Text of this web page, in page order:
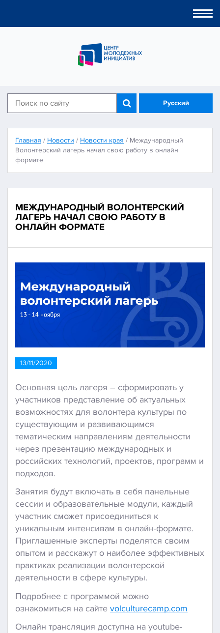
Русский
Главная / Новости / Новости края / Международный
Волонтерский лагерь начал свою работу в онлайн
формате
МЕЖДУНАРОДНЫЙ ВОЛОНТЕРСКИЙ
ЛАГЕРЬ НАЧАЛ СВОЮ РАБОТУ В
ОНЛАЙН ФОРМАТЕ
13/11/2020
Основная цель лагеря – сформировать у
участников представление об актуальных
возможностях для волонтера культуры по
существующим и развивающимся
тематическим направлениям деятельности
через презентацию международных и
российских технологий, проектов, программ и
подходов.
Занятия будут включать в себя панельные
сессии и образовательные модули, каждый
участник сможет присоединиться к
уникальным интенсивам в онлайн-формате.
Приглашенные эксперты поделятся своим
опытом и расскажут о наиболее эффективных
практиках реализации волонтерской
деятельности в сфере культуры.
Подробнее с программой можно
ознакомиться на сайте volculturecamp.com
Онлайн трансляция доступна на youtube-